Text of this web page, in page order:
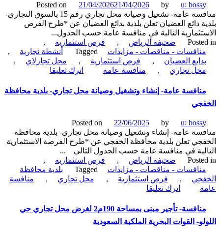
محل
تجاري-
بلدية
محافظة
القطيف
Posted on 21/04/202621/04/2026 by
u:
منافسة عامة- تشغيل وصيانة محل تجاري رقم 15 بالسوق التجاري-
دائع العضيان تعلن بلدية بدائع العضيان عن *طرح الفرص
التالية في منافسة عامة حسب الجدول...
صحيفة الرياض , فرص استثمارية
,
- مناقصات - مزايدات
Tagged أنشطة تجارية
,
العضيان
, فرص استثمارية , محل تجارلاي
,
تجاري
, منافسة عامة اترك تعليقاon
عامة-
تشغيل
رقم
15
بالسوق
التجاري-
بلدية
بدائع
عامة- إنشاء وتشغيل وصيانة محل تجاري- بلدية محافظة
Posted on 22/06/2025 by
u:
عامة- إنشاء وتشغيل وصيانة محل تجاري- بلدية محافظة
تعلن بلدية محافظة الخفجي عن *طرح الفرصة الاستثمارية
في منافسة عامة حسب الجدول التالي ...
صحيفة الرياض , فرص استثمارية
,
- مناقصات - مزايدات
Tagged
بلدية محافظة
, فرص استثمارية , محل تجاري ,
منافسة
اترك تعليقاon
عامة-
إنشاء
وتشغيل
منافسة- تأجير مبنى بمساحة 190م2 لغرض محل تجاري حي
القوات البحرية الملكية السعودية